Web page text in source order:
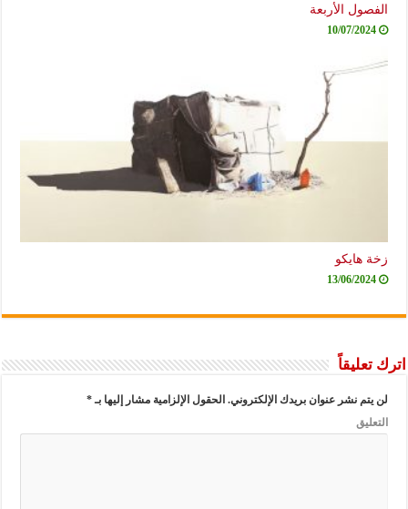
الفصول الأربعة
10/07/2024
زخة هايكو
13/06/2024
اترك تعليقاً
لن يتم نشر عنوان بريدك الإلكتروني. الحقول الإلزامية مشار إليها بـ*
التعليق